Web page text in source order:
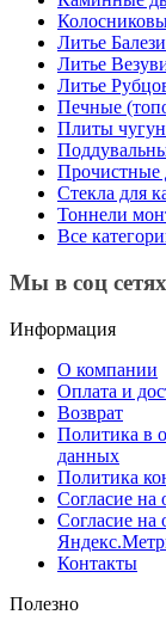
Литье
Литье
Литье
Печные
Плиты
Прочистные
Стекла для
Тоннели
Все
Мы в соц сетях
Информация
О компании
Оплата и
Возврат
Политика в
данных
Политика
Согласие на
Согласие на
Контакты
Полезно